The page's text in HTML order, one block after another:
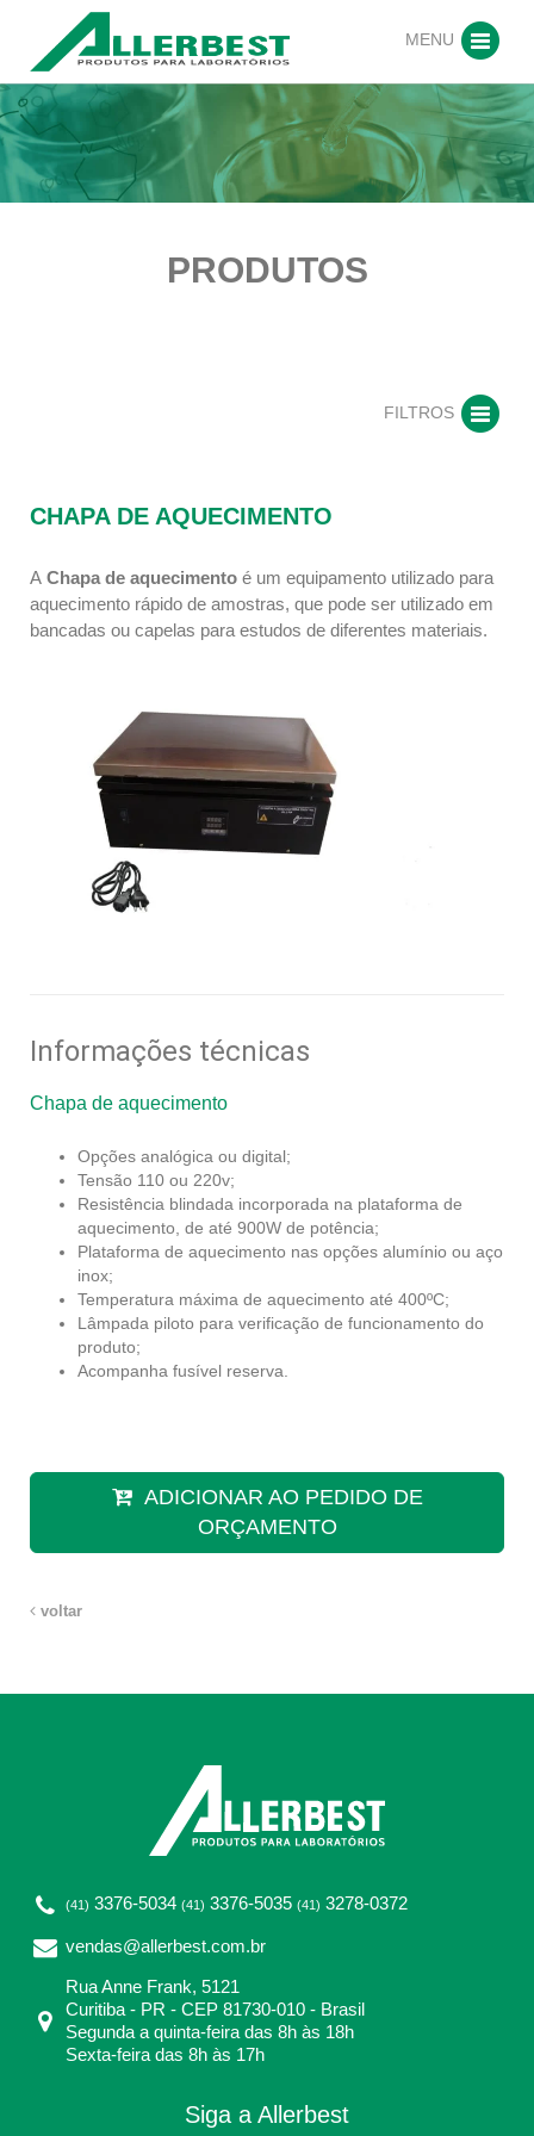
MENU
PRODUTOS
FILTROS
CHAPA DE AQUECIMENTO
A Chapa de aquecimento é um equipamento utilizado para
aquecimento rápido de amostras, que pode ser utilizado em
bancadas ou capelas para estudos de diferentes materiais.
Informações técnicas
Chapa de aquecimento
Opções analógica ou digital;
Tensão 110 ou 220v;
Resistência blindada incorporada na plataforma de
aquecimento, de até 900W de potência;
Plataforma de aquecimento nas opções alumínio ou aço
inox;
Temperatura máxima de aquecimento até 400ºC;
Lâmpada piloto para verificação de funcionamento do
produto;
Acompanha fusível reserva.
ADICIONAR AO PEDIDO DE
ORÇAMENTO
voltar
(41) 3376-5034 (41) 3376-5035 (41) 3278-0372
vendas@allerbest.com.br
Rua Anne Frank, 5121
Curitiba - PR - CEP 81730-010 - Brasil
Segunda a quinta-feira das 8h às 18h
Sexta-feira das 8h às 17h
Siga a Allerbest